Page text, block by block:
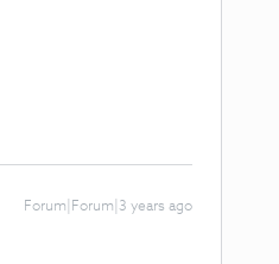
Forum|Forum|3 years ago